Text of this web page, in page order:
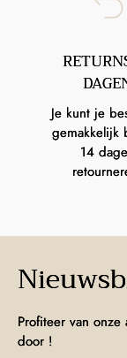
Je kunt je
gemakkelijk
14
Profiteer van
door !